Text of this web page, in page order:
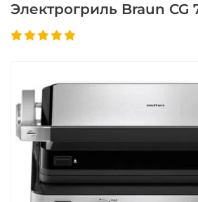
Электрогриль Braun CG